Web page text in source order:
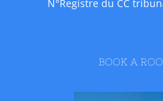
N°Registre du CC
BOOK A